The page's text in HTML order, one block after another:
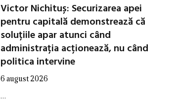
Victor Nichituș: Securizarea apei
pentru capitală demonstrează că
soluțiile apar atunci când
administrația acționează, nu când
politica intervine
6 august 2026
…